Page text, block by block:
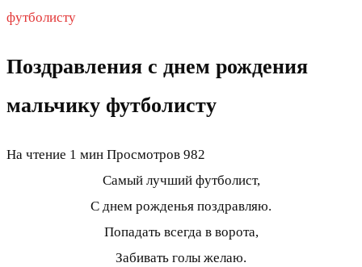
футболисту
Поздравления с днем рождения
мальчику футболисту
На чтение 1 мин Просмотров 982
Самый лучший футболист,
С днем рожденья поздравляю.
Попадать всегда в ворота,
Забивать голы желаю.